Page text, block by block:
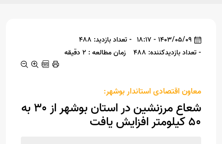
1403/05/09 - 18:17
- تعداد بازدید: 488
- تعداد بازدیدکننده: 488
زمان مطالعه : 2 دقیقه
معاون اقتصادی استاندار بوشهر:
شعاع مرزنشین در استان بوشهر از ۳۰ به
۵۰ کیلومتر افزایش یافت